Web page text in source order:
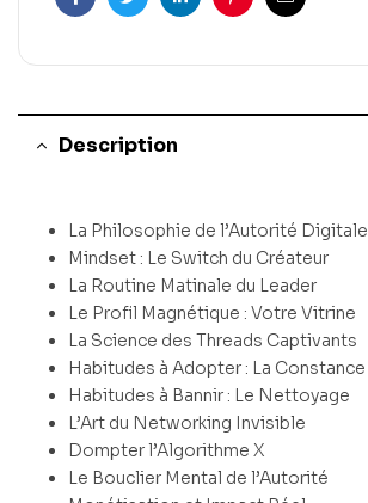
FacebookTwitterLinkedinPinterestEmail
Description
La Philosophie de l’Autorité Digitale
Mindset : Le Switch du Créateur
La Routine Matinale du Leader
Le Profil Magnétique : Votre Vitrine
La Science des Threads Captivants
Habitudes à Adopter : La Constance
Habitudes à Bannir : Le Nettoyage
L’Art du Networking Invisible
Dompter l’Algorithme X
Le Bouclier Mental de l’Autorité